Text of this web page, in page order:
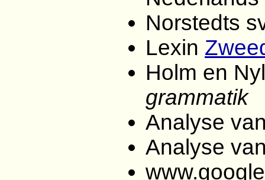
Norstedts
Lexin
Holm en
grammatik
Analyse
Analyse